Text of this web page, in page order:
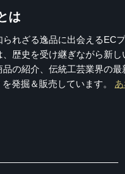
は
れざる逸品に出会えるEC
、歴史を受け継ぎながら新
の紹介、伝統工芸業界の
発掘＆販売しています。